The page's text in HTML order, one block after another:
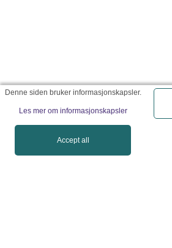
Denne siden bruker informasjonskapsler.
Les mer om informasjonskapsler
Accept all